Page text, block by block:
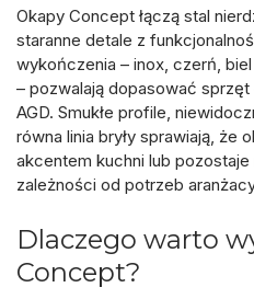
Okapy Concept łączą stal
staranne detale z
wykończenia – inox, czerń,
– pozwalają dopasować
AGD. Smukłe profile,
równa linia bryły sprawiają, że
akcentem kuchni lub
zależności od potrzeb
Dlaczego warto
Concept?